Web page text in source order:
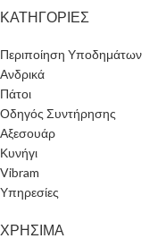
ΚΑΤΗΓΟΡΙΕΣ
Περιποίηση Υποδημάτων
Ανδρικά
Πάτοι
Οδηγός Συντήρησης
Αξεσουάρ
Κυνήγι
Vibram
Υπηρεσίες
ΧΡΗΣΙΜΑ